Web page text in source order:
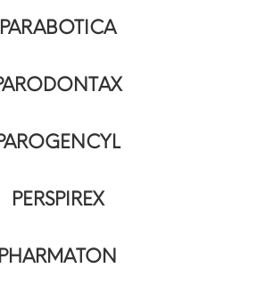
PARABOTICA
PERSPIREX
PHARMATON